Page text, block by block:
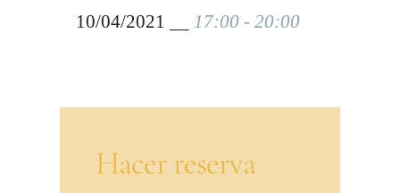
10/04/2021 __ 17:00 - 20:00
Hacer reserva